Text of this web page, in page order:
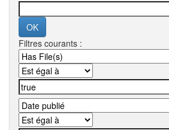
Filtres courants :